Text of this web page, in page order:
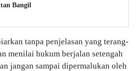
Bangil
tanpa penjelasan yang terang-
menilai hukum berjalan setengah
jangan sampai dipermalukan oleh